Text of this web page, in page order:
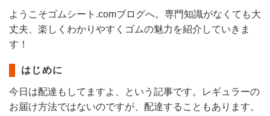
ようこそゴムシート.comブログへ。専門知識がなくても大
丈夫、楽しくわかりやすくゴムの魅力を紹介していきま
す！
はじめに
今日は配達もしてますよ、という記事です。レギュラーの
お届け方法ではないのですが、配達することもあります。